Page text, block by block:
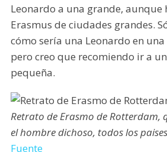
Leonardo a una grande, aunque
Erasmus de ciudades grandes.
cómo sería una Leonardo en
pero creo que recomiendo ir a
pequeña.
Retrato de Erasmo de Rotterdam,
el hombre dichoso, todos los
Fuente